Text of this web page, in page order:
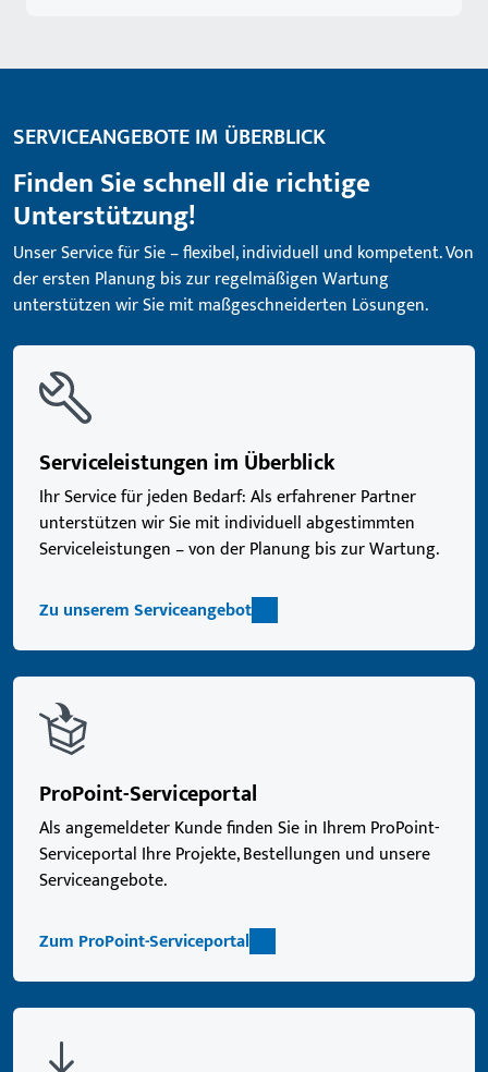
SERVICEANGEBOTE IM ÜBERBLICK
Finden Sie schnell die richtige
Unterstützung!
Unser Service für Sie – flexibel, individuell und kompetent. Von
der ersten Planung bis zur regelmäßigen Wartung
unterstützen wir Sie mit maßgeschneiderten Lösungen.
Serviceleistungen im Überblick
Ihr Service für jeden Bedarf: Als erfahrener Partner
unterstützen wir Sie mit individuell abgestimmten
Serviceleistungen – von der Planung bis zur Wartung.
Zu unserem Serviceangebot
ProPoint-Serviceportal
Als angemeldeter Kunde finden Sie in Ihrem ProPoint-
Serviceportal Ihre Projekte, Bestellungen und unsere
Serviceangebote.
Zum ProPoint-Serviceportal